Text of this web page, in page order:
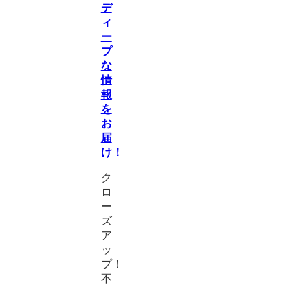
デ
ィ
ー
プ
な
情
報
を
お
届
け！
ク
ロ
ー
ズ
ア
ッ
プ！
不